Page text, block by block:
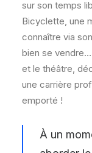
sur son temps
Bicyclette, une
connaître via
bien se
et le théâtre,
une carrière
emporté !
À un